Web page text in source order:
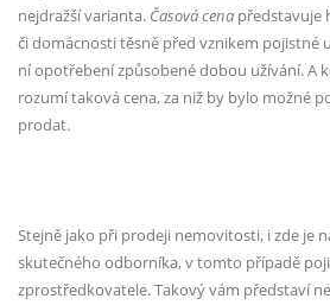
nejdražší varianta. Časová cena představuje
či domácnosti těsně před vznikem pojistné
ní opotřebení způsobené dobou užívání. A
rozumí taková cena, za niž by bylo možné
prodat.
Stejně jako při prodeji nemovitosti, i zde je
skutečného odborníka, v tomto případě
zprostředkovatele. Takový vám představí